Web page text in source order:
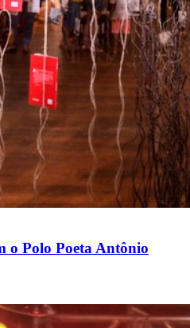
o Polo Poeta Antônio